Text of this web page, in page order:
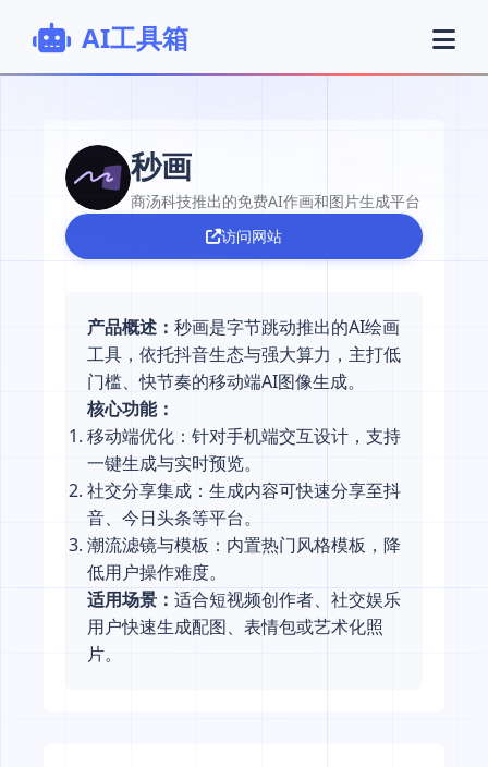
AI工具箱
秒画
商汤科技推出的免费AI作画和图片生成平台
访问网站
产品概述： 秒画是字节跳动推出的AI绘画
工具，依托抖音生态与强大算力，主打低
门槛、快节奏的移动端AI图像生成。
核心功能：
移动端优化：针对手机端交互设计，支持
一键生成与实时预览。
社交分享集成：生成内容可快速分享至抖
音、今日头条等平台。
潮流滤镜与模板：内置热门风格模板，降
低用户操作难度。
适用场景： 适合短视频创作者、社交娱乐
用户快速生成配图、表情包或艺术化照
片。